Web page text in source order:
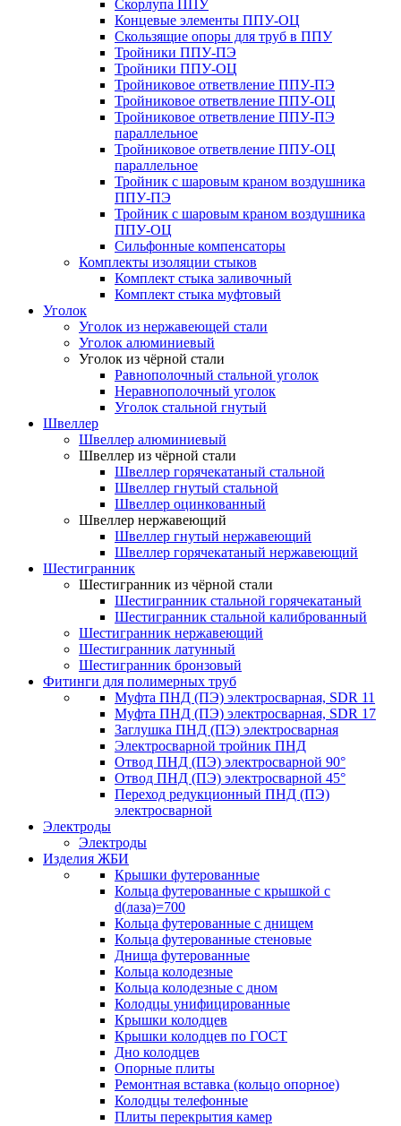
Скорлупа ППУ
Концевые элементы ППУ-ОЦ
Скользящие опоры для труб в ППУ
Тройники ППУ-ПЭ
Тройники ППУ-ОЦ
Тройниковое ответвление ППУ-ПЭ
Тройниковое ответвление ППУ-ОЦ
Тройниковое ответвление ППУ-ПЭ
параллельное
Тройниковое ответвление ППУ-ОЦ
параллельное
Тройник с шаровым краном воздушника
ППУ-ПЭ
Тройник с шаровым краном воздушника
ППУ-ОЦ
Сильфонные компенсаторы
Комплекты изоляции стыков
Комплект стыка заливочный
Комплект стыка муфтовый
Уголок
Уголок из нержавеющей стали
Уголок алюминиевый
Уголок из чёрной стали
Равнополочный стальной уголок
Неравнополочный уголок
Уголок стальной гнутый
Швеллер
Швеллер алюминиевый
Швеллер из чёрной стали
Швеллер горячекатаный стальной
Швеллер гнутый стальной
Швеллер оцинкованный
Швеллер нержавеющий
Швеллер гнутый нержавеющий
Швеллер горячекатаный нержавеющий
Шестигранник
Шестигранник из чёрной стали
Шестигранник стальной горячекатаный
Шестигранник стальной калиброванный
Шестигранник нержавеющий
Шестигранник латунный
Шестигранник бронзовый
Фитинги для полимерных труб
Муфта ПНД (ПЭ) электросварная, SDR 11
Муфта ПНД (ПЭ) электросварная, SDR 17
Заглушка ПНД (ПЭ) электросварная
Электросварной тройник ПНД
Отвод ПНД (ПЭ) электросварной 90°
Отвод ПНД (ПЭ) электросварной 45°
Переход редукционный ПНД (ПЭ)
электросварной
Электроды
Электроды
Изделия ЖБИ
Крышки футерованные
Кольца футерованные с крышкой с
d(лаза)=700
Кольца футерованные с днищем
Кольца футерованные стеновые
Днища футерованные
Кольца колодезные
Кольца колодезные с дном
Колодцы унифицированные
Крышки колодцев
Крышки колодцев по ГОСТ
Дно колодцев
Опорные плиты
Ремонтная вставка (кольцо опорное)
Колодцы телефонные
Плиты перекрытия камер